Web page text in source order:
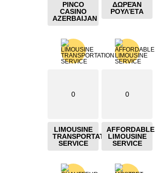
PINCO
CASINO
AZERBAIJAN
ΔΩΡΕΆΝ
ΡΟΥΛΈΤΑ
0
LIMOUSINE
TRANSPORTATION
SERVICE
0
AFFORDABLE
LIMOUSINE
SERVICE